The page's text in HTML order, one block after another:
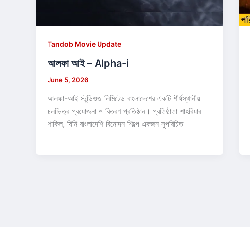
Tandob Movie Update
আলফা আই – Alpha-i
June 5, 2026
আলফা-আই স্টুডিওজ লিমিটেড বাংলাদেশের একটি শীর্ষস্থানীয়
চলচ্চিত্র প্রযোজনা ও বিতরণ প্রতিষ্ঠান। প্রতিষ্ঠাতা শাহরিয়ার
শাকিল, যিনি বাংলাদেশি বিনোদন শিল্পে একজন সুপরিচিত